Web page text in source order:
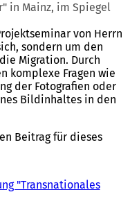
in Mainz, im Spiegel
von Herrn
sondern um den
Migration. Durch
komplexe Fragen wie
der Fotografien oder
Bildinhaltes in den
Beitrag für dieses
"Transnationales